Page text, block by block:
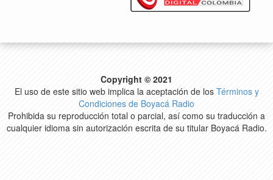
Copyright © 2021
El uso de este sitio web implica la aceptación de los Términos y
Condiciones de Boyacá Radio
Prohibida su reproducción total o parcial, así como su traducción a
cualquier idioma sin autorización escrita de su titular Boyacá Radio.